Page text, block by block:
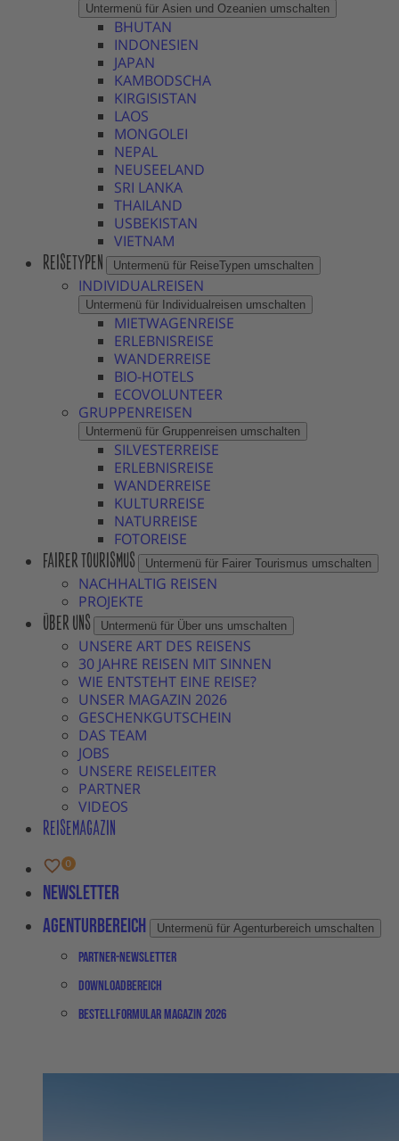
Untermenü für Asien und Ozeanien umschalten
BHUTAN
INDONESIEN
JAPAN
KAMBODSCHA
KIRGISISTAN
LAOS
MONGOLEI
NEPAL
NEUSEELAND
SRI LANKA
THAILAND
USBEKISTAN
VIETNAM
REISETYPEN Untermenü für ReiseTypen umschalten
INDIVIDUALREISEN
Untermenü für Individualreisen umschalten
MIETWAGENREISE
ERLEBNISREISE
WANDERREISE
BIO-HOTELS
ECOVOLUNTEER
GRUPPENREISEN
Untermenü für Gruppenreisen umschalten
SILVESTERREISE
ERLEBNISREISE
WANDERREISE
KULTURREISE
NATURREISE
FOTOREISE
FAIRER TOURISMUS Untermenü für Fairer Tourismus umschalten
NACHHALTIG REISEN
PROJEKTE
ÜBER UNS Untermenü für Über uns umschalten
UNSERE ART DES REISENS
30 JAHRE REISEN MIT SINNEN
WIE ENTSTEHT EINE REISE?
UNSER MAGAZIN 2026
GESCHENKGUTSCHEIN
DAS TEAM
JOBS
UNSERE REISELEITER
PARTNER
VIDEOS
REISEMAGAZIN
Newsletter
Agenturbereich
Untermenü für Agenturbereich umschalten
Partner-Newsletter
Downloadbereich
Bestellformular Magazin 2026